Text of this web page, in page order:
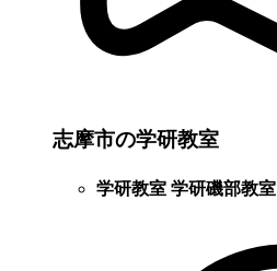
志摩市の学研教室
学研教室 学研磯部教室